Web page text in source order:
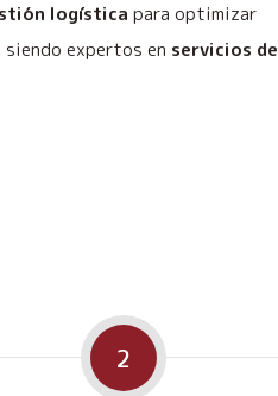
logística para optimizar
expertos en servicios de
2